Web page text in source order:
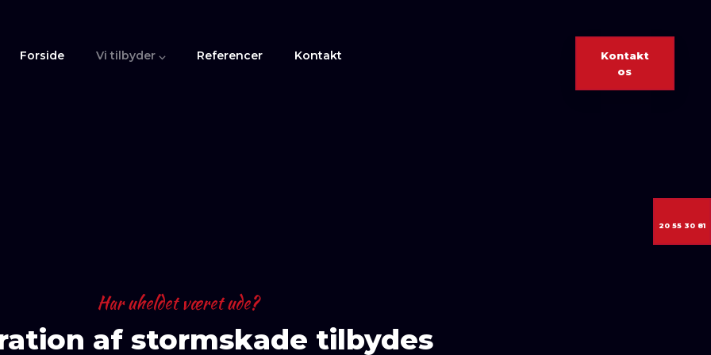
20 55 30 81
Forside Vi tilbyder ⌵ Referencer Kontakt
Kontakt
os​
Har uheldet været ude?​
af stormskade tilbydes